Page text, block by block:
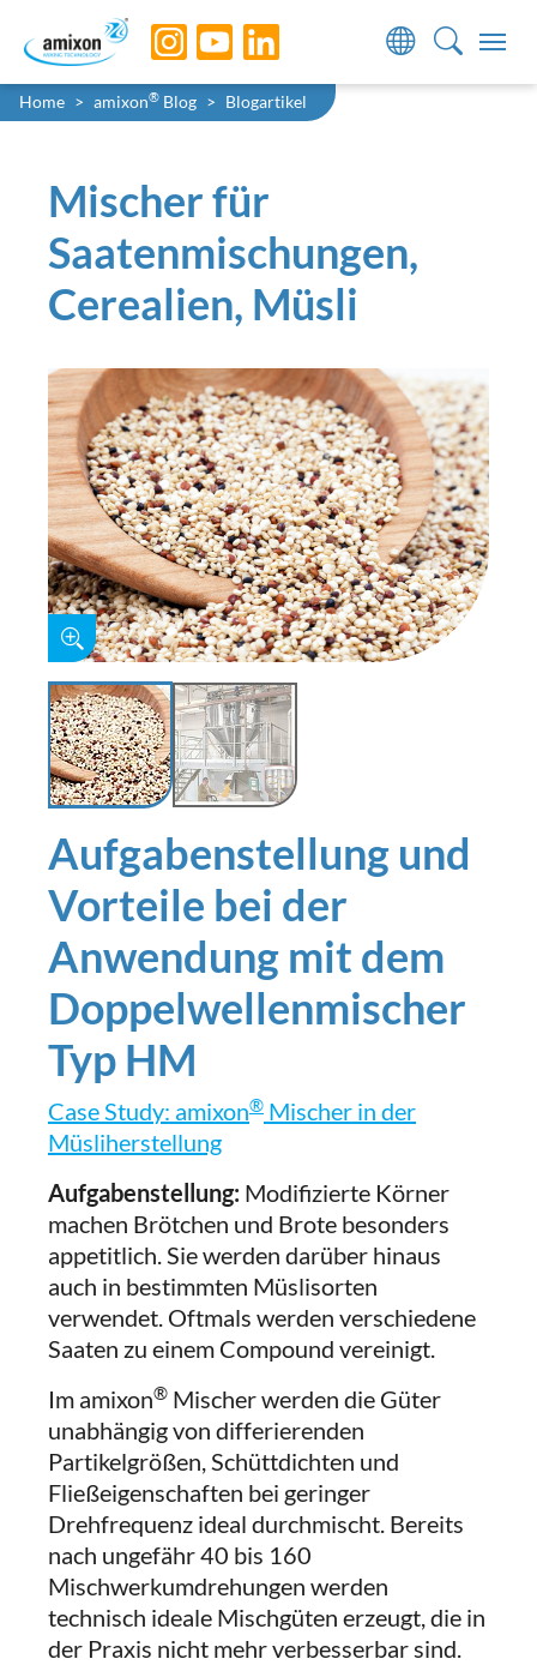
Skip to main navigation
Skip to main content
Skip to page footer
Sie sind hier:
Home amixon® Blog Blogartikel
Mischer für
Saatenmischungen,
Cerealien, Müsli
Aufgabenstellung und
Vorteile bei der
Anwendung mit dem
Doppelwellenmischer
Typ HM
Case Study: amixon® Mischer in der
Müsliherstellung
Aufgabenstellung: Modifizierte Körner
machen Brötchen und Brote besonders
appetitlich. Sie werden darüber hinaus
auch in bestimmten Müslisorten
verwendet. Oftmals werden verschiedene
Saaten zu einem Compound vereinigt.
Im amixon® Mischer werden die Güter
unabhängig von differierenden
Partikelgrößen, Schüttdichten und
Fließeigenschaften bei geringer
Drehfrequenz ideal durchmischt. Bereits
nach ungefähr 40 bis 160
Mischwerkumdrehungen werden
technisch ideale Mischgüten erzeugt, die in
der Praxis nicht mehr verbesserbar sind.